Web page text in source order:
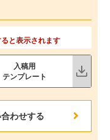
と表示されます
入稿用
テンプレート
わせする